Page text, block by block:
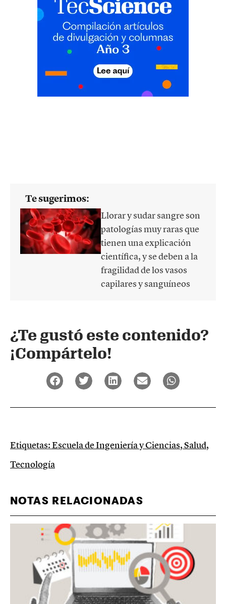
Te sugerimos:
Llorar y sudar sangre son
patologías muy raras que
tienen una explicación
científica, y se deben a la
fragilidad de los vasos
capilares y sanguíneos
¿Te gustó este contenido?
¡Compártelo!
Etiquetas:Escuela de Ingeniería y Ciencias,Salud,
Tecnología
NOTAS RELACIONADAS